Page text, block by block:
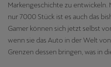
Markengeschichte zu
nur 7000 Stück ist es auch das
Gamer können sich jetzt selbst
wenn sie das Auto in der Welt
Grenzen dessen bringen, was in